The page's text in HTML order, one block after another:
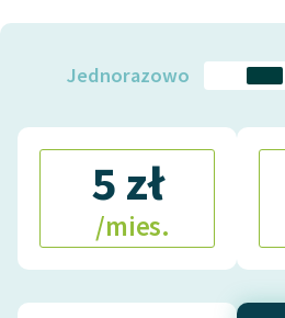
Jednorazowo
5 zł
/mies.